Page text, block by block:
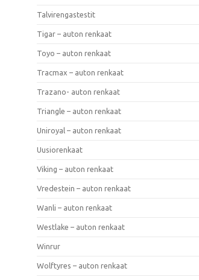
Talvirengastestit
Tigar – auton renkaat
Toyo – auton renkaat
Tracmax – auton renkaat
Trazano- auton renkaat
Triangle – auton renkaat
Uniroyal – auton renkaat
Uusiorenkaat
Viking – auton renkaat
Vredestein – auton renkaat
Wanli – auton renkaat
Westlake – auton renkaat
Winrur
Wolftyres – auton renkaat